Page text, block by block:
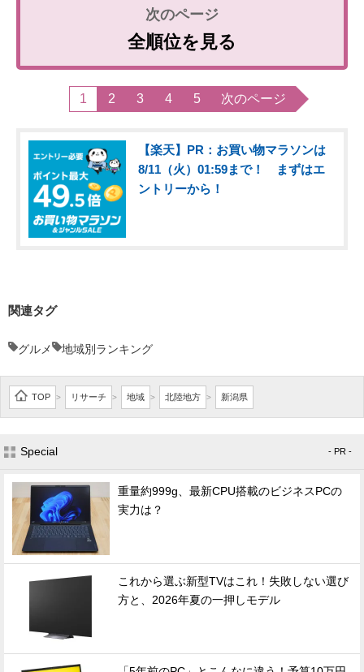
全順位を見る
1 2 3 4 5 次のページ
【楽天】PR：お買い物マラソンは
8/11（火）01:59まで！ まずはエ
ントリーから！
関連タグ
グルメ 地域別ランキング
TOP > リサーチ > 地域 > 北陸地方 > 新潟県
Special - PR -
重量約999g、最新CPU搭載のビジネスPCの
実力は？
これから選ぶ新型TVはこれ！失敗しない選び
方と、2026年夏の一押しモデル